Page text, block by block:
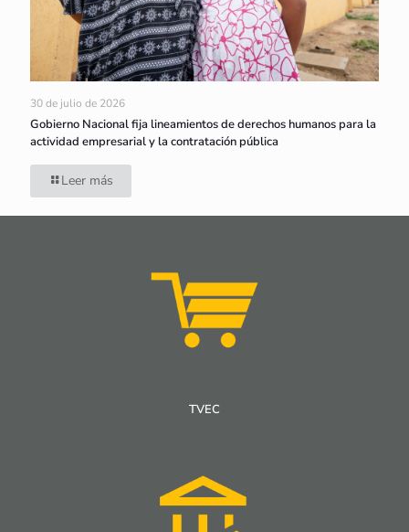
30 de julio de 2026
Gobierno Nacional fija lineamientos de derechos humanos para la
actividad empresarial y la contratación pública
Leer más
TVEC